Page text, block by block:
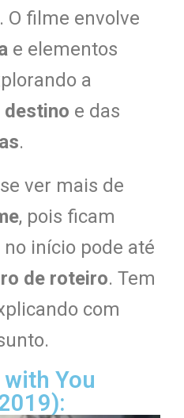
filme envolve
e elementos
a
destino e das
.
ver mais de
, pois ficam
no início pode até
de roteiro. Tem
com
You